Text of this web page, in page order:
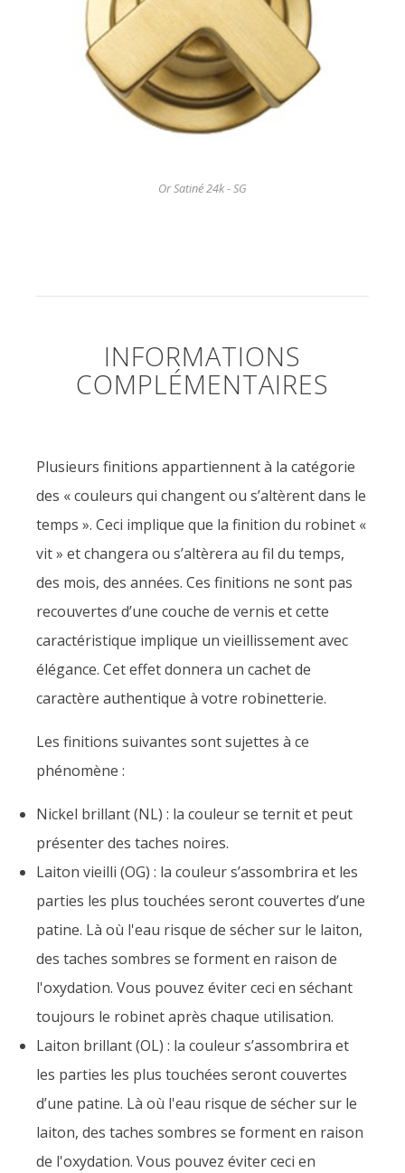
Or Satiné 24k - SG
INFORMATIONS
COMPLÉMENTAIRES
Plusieurs finitions appartiennent à la catégorie
des « couleurs qui changent ou s’altèrent dans le
temps ». Ceci implique que la finition du robinet «
vit » et changera ou s’altèrera au fil du temps,
des mois, des années. Ces finitions ne sont pas
recouvertes d’une couche de vernis et cette
caractéristique implique un vieillissement avec
élégance. Cet effet donnera un cachet de
caractère authentique à votre robinetterie.
Les finitions suivantes sont sujettes à ce
phénomène :
Nickel brillant (NL) : la couleur se ternit et peut
présenter des taches noires.
Laiton vieilli (OG) : la couleur s’assombrira et les
parties les plus touchées seront couvertes d’une
patine. Là où l'eau risque de sécher sur le laiton,
des taches sombres se forment en raison de
l'oxydation. Vous pouvez éviter ceci en séchant
toujours le robinet après chaque utilisation.
Laiton brillant (OL) : la couleur s’assombrira et
les parties les plus touchées seront couvertes
d’une patine. Là où l'eau risque de sécher sur le
laiton, des taches sombres se forment en raison
de l'oxydation. Vous pouvez éviter ceci en